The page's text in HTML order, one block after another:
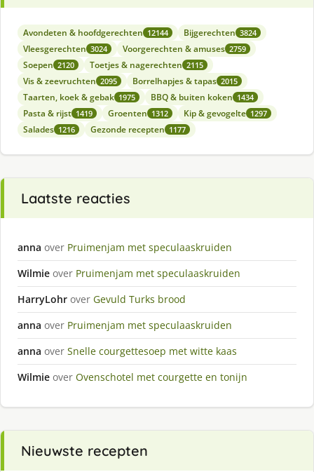
Avondeten & hoofdgerechten 12144 Bijgerechten 3824
Vleesgerechten 3024 Voorgerechten & amuses 2759
Soepen 2120 Toetjes & nagerechten 2115
Vis & zeevruchten 2095 Borrelhapjes & tapas 2015
Taarten, koek & gebak 1975 BBQ & buiten koken 1434
Pasta & rijst 1419 Groenten 1312 Kip & gevogelte 1297
Salades 1216 Gezonde recepten 1177
Laatste reacties
anna over Pruimenjam met speculaaskruiden
Wilmie over Pruimenjam met speculaaskruiden
HarryLohr over Gevuld Turks brood
anna over Pruimenjam met speculaaskruiden
anna over Snelle courgettesoep met witte kaas
Wilmie over Ovenschotel met courgette en tonijn
Nieuwste recepten